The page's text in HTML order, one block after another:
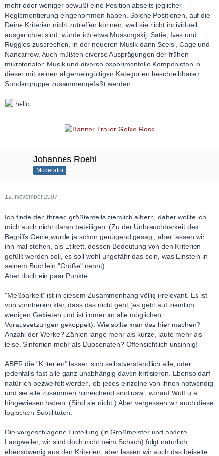
mehr oder weniger bewußt eine Position abseits jeglicher
Reglementierung eingenommen haben. Solche Positionen, auf die
Deine Kriterien nicht zutreffen können, weil sie nicht individuell
ausgerichtet sind, würde ich etwa Mussorgskij, Satie, Ives und
Ruggles zusprechen, in der neueren Musik dann Scelsi, Cage und
Nancarrow. Auch müßten diverse Ausprägungen der frühen
mikrotonalen Musik und diverse experimentelle Komponisten in
dieser mit keinen allgemeingültigen Kategorien beschreibbaren
Sondergruppe zusammengefaßt werden.
Johannes Roehl
Moderator
12. November 2007
Ich finde den thread größtenteils ziemlich albern, daher wollte ich
mich auch nicht daran beteiligen. (Zu der Unbrauchbarkeit des
Begriffs Genie,wurde ja schon genügend gesagt, aber lassen wir
ihn mal stehen, als Etikett, dessen Bedeutung von den Kriterien
gefüllt werden soll, es soll wohl ungefähr das sein, was Einstein in
seinem Büchlein "Größe" nennt)
Aber doch ein paar Punkte.
"Meßbarkeit" ist in diesem Zusammenhang völlig irrelevant. Es ist
von vornherein klar, dass das nicht geht (es geht auf ziemlich
wenigen Gebieten und ist immer an alle möglichen
Voraussetzungen gekoppelt). Wie sollte man das hier machen?
Anzahl der Werke? Zählen lange mehr als kurze, laute mehr als
leise, Sinfonien mehr als Duosonaten? Offensichtlich unsinnig!
ABER die "Kriterien" lassen sich selbstverständlich alle, oder
jedenfalls fast alle ganz unabhängig davon kritisieren. Ebenso darf
natürlich bezweifelt werden, ob jedes einzelne von ihnen notwendig
und sie alle zusammen hinreichend sind usw., worauf Wulf u.a.
hingewiesen haben. (Sind sie nicht.) Aber vergessen wir auch diese
logischen Subtilitäten.
Die vorgeschlagene Einteilung (in Großmeister und andere
Langweiler, wir sind doch nicht beim Schach) folgt natürlich
ebensowenig aus den Kriterien, aber lassen wir auch das beiseite